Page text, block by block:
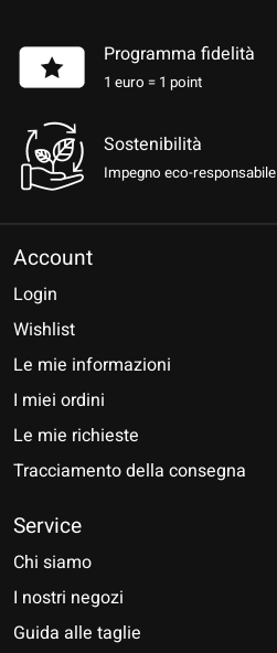
Programma fidelità
1 euro = 1 point
Sostenibilità
Impegno eco-responsabile
Account
Login
Wishlist
Le mie informazioni
I miei ordini
Le mie richieste
Tracciamento della consegna
Service
Chi siamo
I nostri negozi
Guida alle taglie